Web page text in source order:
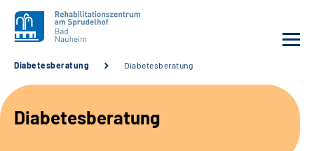
Unsere Klinik
Unsere Angebote
Diabetesberatung Diabetesberatung
Diabetesberatung